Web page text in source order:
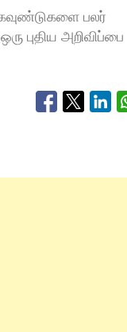
பலர்
புதிய அறிவிப்பை